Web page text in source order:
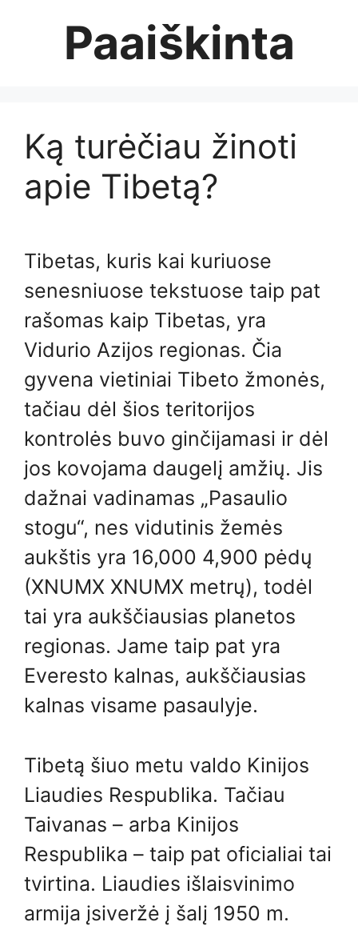
Paaiškinta
Ką turėčiau žinoti
apie Tibetą?
Tibetas, kuris kai kuriuose
senesniuose tekstuose taip pat
rašomas kaip Tibetas, yra
Vidurio Azijos regionas. Čia
gyvena vietiniai Tibeto žmonės,
tačiau dėl šios teritorijos
kontrolės buvo ginčijamasi ir dėl
jos kovojama daugelį amžių. Jis
dažnai vadinamas „Pasaulio
stogu“, nes vidutinis žemės
aukštis yra 16,000 4,900 pėdų
(XNUMX XNUMX metrų), todėl
tai yra aukščiausias planetos
regionas. Jame taip pat yra
Everesto kalnas, aukščiausias
kalnas visame pasaulyje.
Tibetą šiuo metu valdo Kinijos
Liaudies Respublika. Tačiau
Taivanas – arba Kinijos
Respublika – taip pat oficialiai tai
tvirtina. Liaudies išlaisvinimo
armija įsiveržė į šalį 1950 m.